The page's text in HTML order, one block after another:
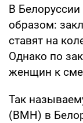
В
образом:
ставят на
Однако по
женщин к
Так
(ВМН) в